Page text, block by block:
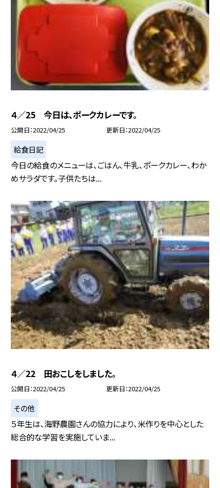
４／25 今日は、ポークカレーです。
公開日 2022/04/25 更新日 2022/04/25
給食日記
今日の給食のメニューは、ごはん、牛乳、ポークカレー、わか
めサラダです。子供たちは...
４／22 田おこしをしました。
公開日 2022/04/25 更新日 2022/04/25
その他
５年生は、海野農園さんの協力により、米作りを中心とした
総合的な学習を実施していま...